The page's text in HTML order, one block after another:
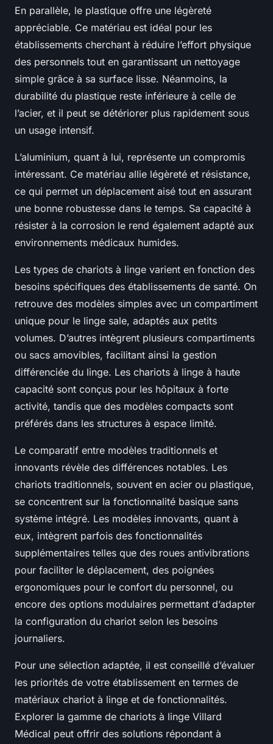
En parallèle, le plastique offre une légèreté
appréciable. Ce matériau est idéal pour les
établissements cherchant à réduire l’effort physique
des personnels tout en garantissant un nettoyage
simple grâce à sa surface lisse. Néanmoins, la
durabilité du plastique reste inférieure à celle de
l’acier, et il peut se détériorer plus rapidement sous
un usage intensif.
L’aluminium, quant à lui, représente un compromis
intéressant. Ce matériau allie légèreté et résistance,
ce qui permet un déplacement aisé tout en assurant
une bonne robustesse dans le temps. Sa capacité à
résister à la corrosion le rend également adapté aux
environnements médicaux humides.
Les types de chariots à linge varient en fonction des
besoins spécifiques des établissements de santé. On
retrouve des modèles simples avec un compartiment
unique pour le linge sale, adaptés aux petits
volumes. D’autres intègrent plusieurs compartiments
ou sacs amovibles, facilitant ainsi la gestion
différenciée du linge. Les chariots à linge à haute
capacité sont conçus pour les hôpitaux à forte
activité, tandis que des modèles compacts sont
préférés dans les structures à espace limité.
Le comparatif entre modèles traditionnels et
innovants révèle des différences notables. Les
chariots traditionnels, souvent en acier ou plastique,
se concentrent sur la fonctionnalité basique sans
système intégré. Les modèles innovants, quant à
eux, intègrent parfois des fonctionnalités
supplémentaires telles que des roues antivibrations
pour faciliter le déplacement, des poignées
ergonomiques pour le confort du personnel, ou
encore des options modulaires permettant d’adapter
la configuration du chariot selon les besoins
journaliers.
Pour une sélection adaptée, il est conseillé d’évaluer
les priorités de votre établissement en termes de
matériaux chariot à linge et de fonctionnalités.
Explorer la gamme de chariots à linge Villard
Médical peut offrir des solutions répondant à